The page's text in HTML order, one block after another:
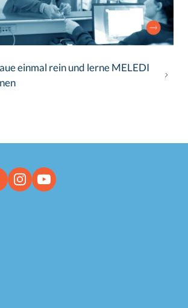
einmal rein und lerne MELEDI